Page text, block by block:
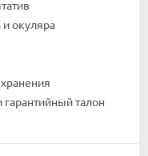
окуляра
гарантийный талон